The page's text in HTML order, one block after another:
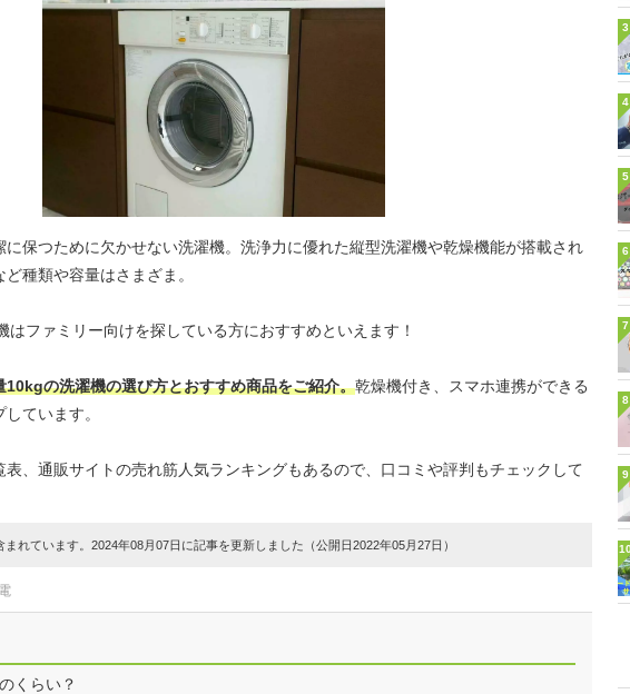
保つために欠かせない洗濯機。洗浄力に優れた縦型洗濯機や乾燥機能が搭載され
種類や容量はさまざま。
はファミリー向けを探している方におすすめといえます！
10kgの洗濯機の選び方とおすすめ商品をご紹介。乾燥機付き、スマホ連携ができる
ています。
、通販サイトの売れ筋人気ランキングもあるので、口コミや評判もチェックして
れています。2024年08月07日に記事を更新しました（公開日2022年05月27日）
くらい？
3
4
5
6
7
8
9